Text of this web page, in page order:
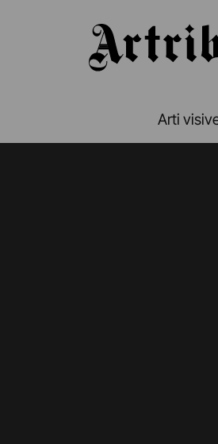
Arti